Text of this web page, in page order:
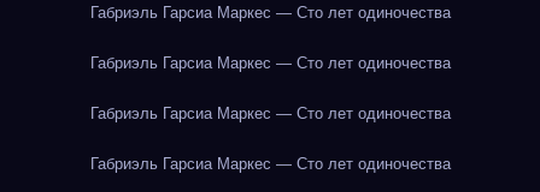
Габриэль Гарсиа Маркес — Сто лет одиночества
Габриэль Гарсиа Маркес — Сто лет одиночества
Габриэль Гарсиа Маркес — Сто лет одиночества
Габриэль Гарсиа Маркес — Сто лет одиночества